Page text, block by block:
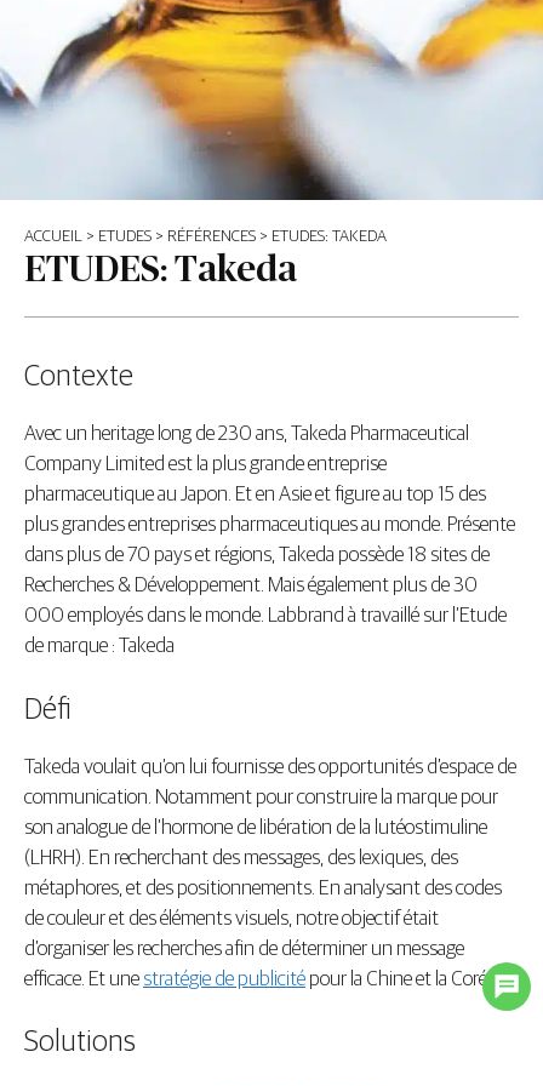
ACCUEIL > ETUDES > RÉFÉRENCES > ETUDES: TAKEDA
ETUDES: Takeda
Contexte
Avec un heritage long de 230 ans, Takeda Pharmaceutical
Company Limited est la plus grande entreprise
pharmaceutique au Japon. Et en Asie et figure au top 15 des
plus grandes entreprises pharmaceutiques au monde. Présente
dans plus de 70 pays et régions, Takeda possède 18 sites de
Recherches & Développement. Mais également plus de 30
000 employés dans le monde. Labbrand à travaillé sur l’Etude
de marque : Takeda
Défi
Takeda voulait qu’on lui fournisse des opportunités d’espace de
communication. Notamment pour construire la marque pour
son analogue de l’hormone de libération de la lutéostimuline
(LHRH). En recherchant des messages, des lexiques, des
métaphores, et des positionnements. En analysant des codes
de couleur et des éléments visuels, notre objectif était
d’organiser les recherches afin de déterminer un message
efficace. Et une stratégie de publicité pour la Chine et la Corée.
Solutions